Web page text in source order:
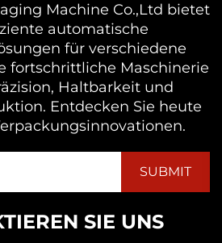
Machine Co.,Ltd bietet
automatische
für verschiedene
fortschrittliche Maschinerie
Haltbarkeit und
Entdecken Sie heute
SIE UNS